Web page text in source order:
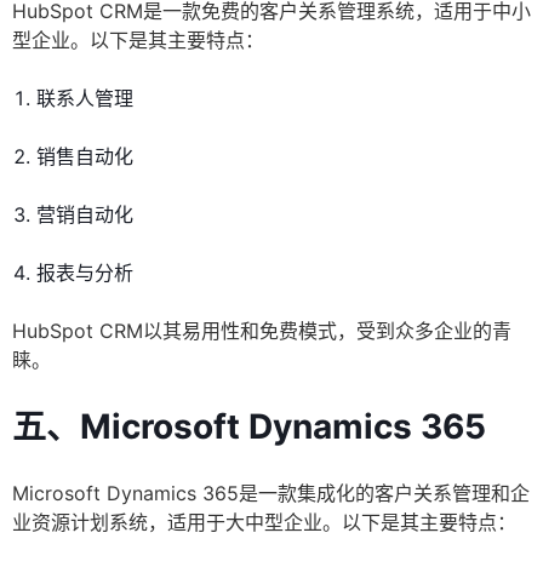
HubSpot CRM是一款免费的客户关系管理系统，适用于中小
型企业。以下是其主要特点：
联系人管理
销售自动化
营销自动化
报表与分析
HubSpot CRM以其易用性和免费模式，受到众多企业的青
睐。
五、Microsoft Dynamics 365
Microsoft Dynamics 365是一款集成化的客户关系管理和企
业资源计划系统，适用于大中型企业。以下是其主要特点：